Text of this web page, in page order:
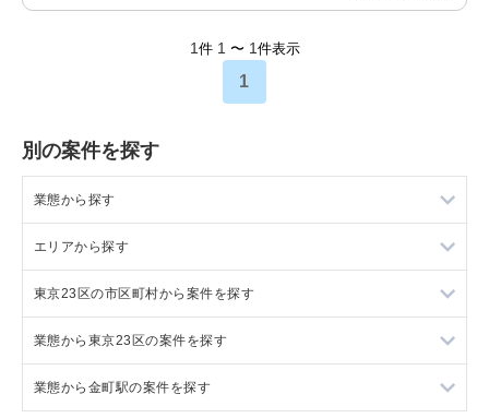
1 件 1 〜 1 件表示
1
別の案件を探す
業態から探す
ラーメンの居抜き売却物件の案件一覧
フランス料理の居抜き売却物件の案件一覧
イタリア料理の居抜き売却物件の案件一覧
中華の居抜き売却物件の案件一覧
エリアから探す
東京23区の飲食店の居抜き売却物件の案件一覧
東京都下の飲食店の居抜き売却物件の案件一覧
千葉県の飲食店の居抜き売却物件の案件一覧
東京23区の市区町村から案件を探す
目黒区の飲食店の居抜き売却物件の案件一覧
渋谷区の飲食店の居抜き売却物件の案件一覧
業態から東京23区の案件を探す
東京23区のラーメンの居抜き売却物件の案件一覧
業態から金町駅の案件を探す